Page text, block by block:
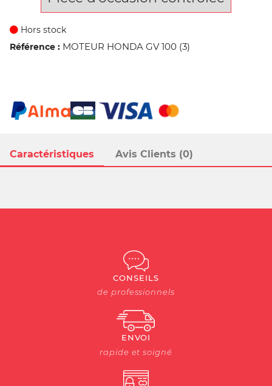
Caractéristiques Avis Clients (0)
Hors stock
Référence : MOTEUR HONDA GV 100 (3)
CONSEILS
de professionnels
ENVOI
rapide et soigné